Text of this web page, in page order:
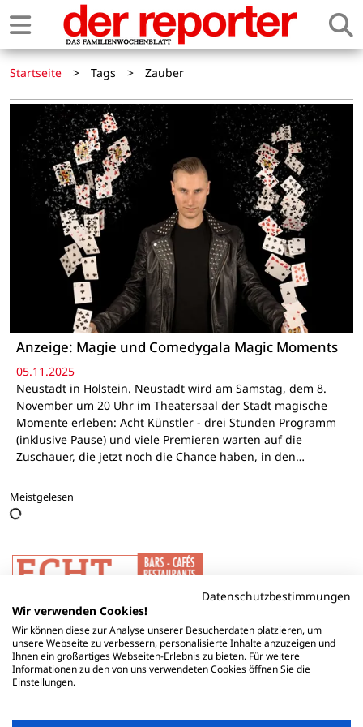
Startseite > Tags > Zauber
Anzeige: Magie und Comedygala Magic Moments
05.11.2025
Neustadt in Holstein. Neustadt wird am Samstag, dem 8.
November um 20 Uhr im Theatersaal der Stadt magische
Momente erleben: Acht Künstler - drei Stunden Programm
(inklusive Pause) und viele Premieren warten auf die
Zuschauer, die jetzt noch die Chance haben, in den…
Meistgelesen
Datenschutzbestimmungen
Wir verwenden Cookies!
Wir können diese zur Analyse unserer Besucherdaten platzieren, um
unsere Webseite zu verbessern, personalisierte Inhalte anzuzeigen und
Ihnen ein großartiges Webseiten-Erlebnis zu bieten. Für weitere
Informationen zu den von uns verwendeten Cookies öffnen Sie die
Einstellungen.